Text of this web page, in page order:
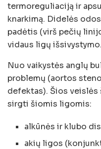
termoreguliaciją ir
knarkimą. Didelės
padėtis (virš pečių
vidaus ligų išsivystymo.
Nuo vaikystės anglų
problemų (aortos
defektas). Šios
sirgti šiomis ligomis:
alkūnės ir klubo
akių ligos